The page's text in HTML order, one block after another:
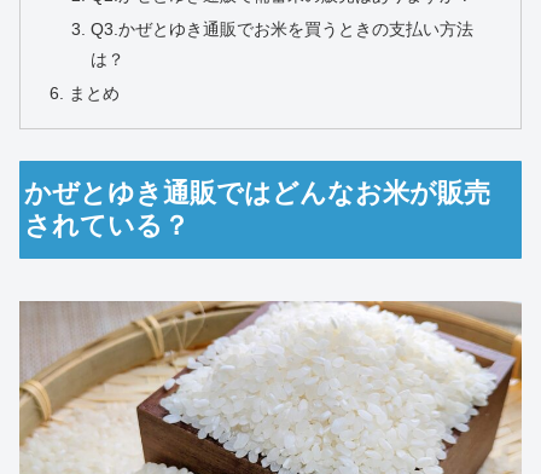
Q3.かぜとゆき通販でお米を買うときの支払い方法
は？
まとめ
かぜとゆき通販ではどんなお米が販売
されている？